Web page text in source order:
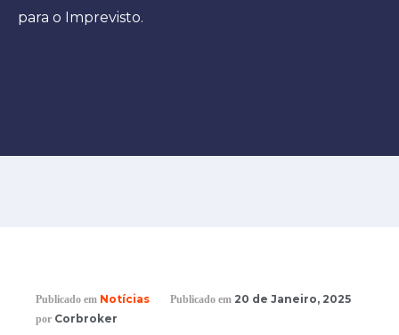
para o Imprevisto.
Publicado em Notícias Publicado em 20 de Janeiro, 2025
por Corbroker